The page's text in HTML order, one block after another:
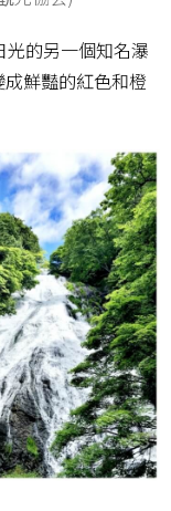
的另一個知名瀑
鮮豔的紅色和橙